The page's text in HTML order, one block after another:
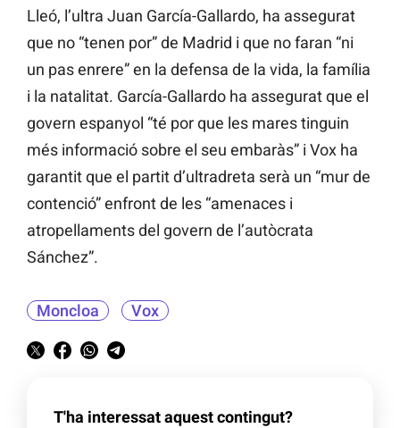
Lleó, l’ultra Juan García-Gallardo, ha assegurat
que no “tenen por” de Madrid i que no faran “ni
un pas enrere” en la defensa de la vida, la família
i la natalitat. García-Gallardo ha assegurat que el
govern espanyol “té por que les mares tinguin
més informació sobre el seu embaràs” i Vox ha
garantit que el partit d’ultradreta serà un “mur de
contenció” enfront de les “amenaces i
atropellaments del govern de l’autòcrata
Sánchez”.
Moncloa Vox
T'ha interessat aquest contingut?